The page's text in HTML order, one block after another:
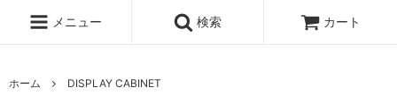
メニュー 検索 カート
ホーム DISPLAY CABINET